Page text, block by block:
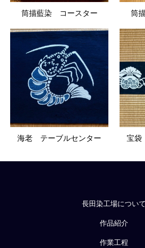
筒描藍染 コースター 筒
海老 テーブルセンター 宝袋
長田染工場について
作品紹介
作業工程